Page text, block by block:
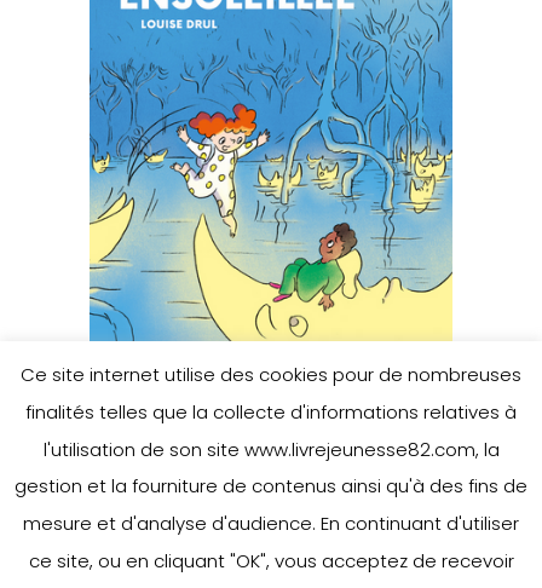
Cycle 2:Caracole et la nuit
ensoleillée– Ed. L’Agrume
Ce site internet utilise des cookies pour de nombreuses
finalités telles que la collecte d'informations relatives à
l'utilisation de son site www.livrejeunesse82.com, la
gestion et la fourniture de contenus ainsi qu'à des fins de
mesure et d'analyse d'audience. En continuant d'utiliser
ce site, ou en cliquant "OK", vous acceptez de recevoir